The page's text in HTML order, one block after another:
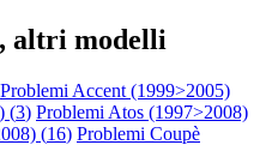
altri modelli
Problemi Accent (1999>2005)
(3) Problemi Atos (1997>2008)
(16) Problemi Coupè